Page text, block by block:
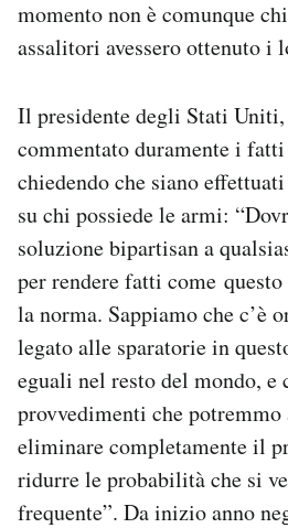
momento non è comunque
assalitori avessero ottenuto
Il presidente degli Stati Uniti,
commentato duramente i
chiedendo che siano
su chi possiede le armi:
soluzione bipartisan a
per rendere fatti come questo
la norma. Sappiamo che c’è
legato alle sparatorie in
eguali nel resto del mondo, e
provvedimenti che potremmo
eliminare completamente il
ridurre le probabilità che si
frequente”. Da inizio anno